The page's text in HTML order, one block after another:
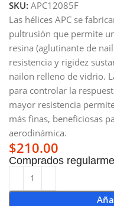
SKU:APC12085F
Las hélices APC se
pultrusión que permite
resina (aglutinante de
resistencia y rigidez
nailon relleno de vidrio.
para controlar la
mayor resistencia
más finas, beneficiosas
aerodinámica.
$210.00
Comprados